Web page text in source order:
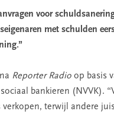
voor
met schulden
Reporter Radio op basis
bankieren (NVVK).
terwijl andere